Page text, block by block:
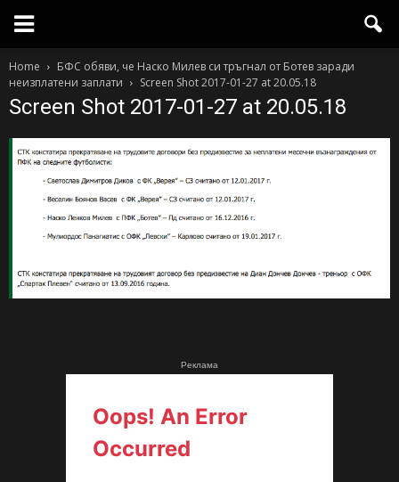
Home
БФС обяви, че Наско Милев си тръгнал от Ботев заради
неизплатени заплати
Screen Shot 2017-01-27 at 20.05.18
Screen Shot 2017-01-27 at 20.05.18
Реклама